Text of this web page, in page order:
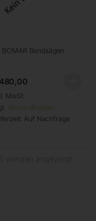
BOMAR Bandsägen
480,00
MwSt.
Versandkosten
Auf Nachfrage